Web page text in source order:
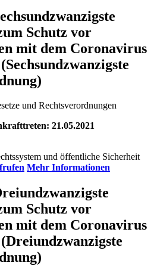
Schutz vor
mit dem Coronavirus
und Rechtsverordnungen
21.05.2021
Mehr Informationen
Schutz vor
mit dem Coronavirus